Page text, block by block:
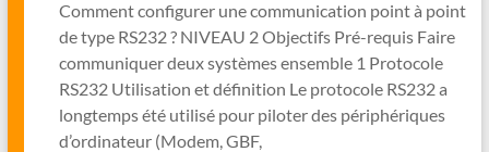
Comment configurer une communication point à point
de type RS232 ? NIVEAU 2 Objectifs Pré-requis Faire
communiquer deux systèmes ensemble 1 Protocole
RS232 Utilisation et définition Le protocole RS232 a
longtemps été utilisé pour piloter des périphériques
d’ordinateur (Modem, GBF,